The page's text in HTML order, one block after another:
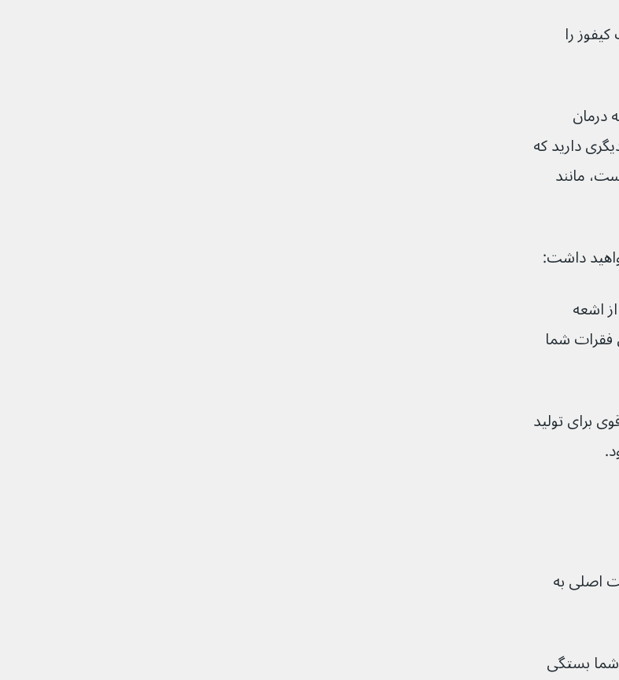
کیفوز را
درمان
علائم دیگری دارید که
مانند
اشعه
از ستون فقرات شما
برای تولید
اصلی به
اضافی شما بستگی